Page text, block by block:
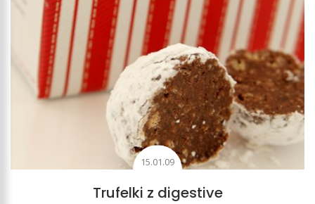
15.01.09
Trufelki z digestive